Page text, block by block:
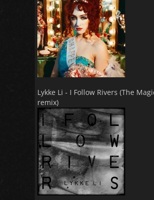
Lykke Li - I Follow Rivers (The
remix)